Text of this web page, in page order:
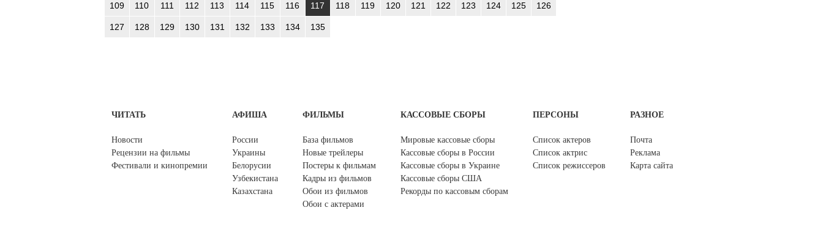
109 110 111 112 113 114 115 116 117 118 119 120 121 122 123 124 125 126
127 128 129 130 131 132 133 134 135
ЧИТАТЬ
Новости
Рецензии на фильмы
Фестивали и кинопремии
АФИША
России
Украины
Белорусии
Узбекистана
Казахстана
ФИЛЬМЫ
База фильмов
Новые трейлеры
Постеры к фильмам
Кадры из фильмов
Обои из фильмов
Обои с актерами
КАССОВЫЕ СБОРЫ
Мировые кассовые сборы
Кассовые сборы в России
Кассовые сборы в Украине
Кассовые сборы США
Рекорды по кассовым сборам
ПЕРСОНЫ
Список актеров
Список актрис
Список режиссеров
РАЗНОЕ
Почта
Реклама
Карта сайта